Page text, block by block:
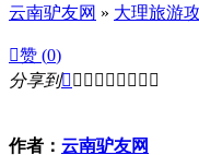
云南驴友网 » 大理旅游
赞 (0)
分享到        
作者： 云南驴友网